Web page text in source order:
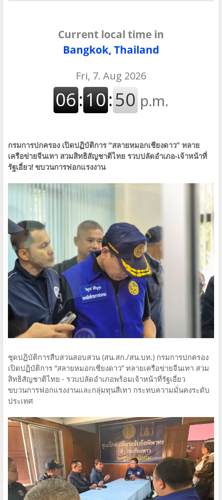
Current local time in
Bangkok, Thailand
กรมการปกครอง เปิดปฏิบัติการ “สลายหมอกเชียงดาว” ทลาย
เครือข่ายจีนเทา สวมสิทธิสัญชาติไทย รวบปลัดอำเภอ-เจ้าหน้าที่
รัฐเอี่ยว! ขบวนการฟอกแรงงาน
ชุดปฏิบัติการสืบสวนสอบสวน (สน.สก./สน.บท.) กรมการปกครอง
เปิดปฏิบัติการ “สลายหมอกเชียงดาว” ทลายเครือข่ายจีนเทา สวม
สิทธิสัญชาติไทย - รวบปลัดอำเภอพร้อมเจ้าหน้าที่รัฐเอี่ยว
ขบวนการฟอกแรงงานและกลุ่มทุนสีเทา กระทบความมั่นคงระดับ
ประเทศ